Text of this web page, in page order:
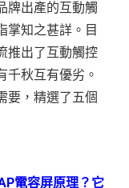
牌出產的互動觸
掌知之甚詳。目
推出了互動觸控
千秋互有優劣。
要，精選了五個
電容屏原理？它